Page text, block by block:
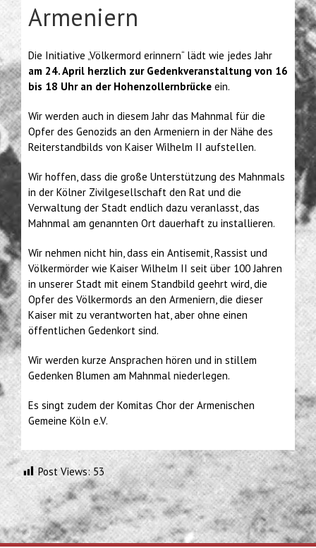
Armeniern
Die Initiative „Völkermord erinnern“ lädt wie jedes Jahr
am 24. April herzlich zur Gedenkveranstaltung von 16
bis 18 Uhr an der Hohenzollernbrücke ein.
Wir werden auch in diesem Jahr das Mahnmal für die
Opfer des Genozids an den Armeniern in der Nähe des
Reiterstandbilds von Kaiser Wilhelm II aufstellen.
Wir hoffen, dass die große Unterstützung des Mahnmals
in der Kölner Zivilgesellschaft den Rat und die
Verwaltung der Stadt endlich dazu veranlasst, das
Mahnmal am genannten Ort dauerhaft zu installieren.
Wir nehmen nicht hin, dass ein Antisemit, Rassist und
Völkermörder wie Kaiser Wilhelm II seit über 100 Jahren
in unserer Stadt mit einem Standbild geehrt wird, die
Opfer des Völkermords an den Armeniern, die dieser
Kaiser mit zu verantworten hat, aber ohne einen
öffentlichen Gedenkort sind.
Wir werden kurze Ansprachen hören und in stillem
Gedenken Blumen am Mahnmal niederlegen.
Es singt zudem der Komitas Chor der Armenischen
Gemeine Köln e.V.
Post Views: 53